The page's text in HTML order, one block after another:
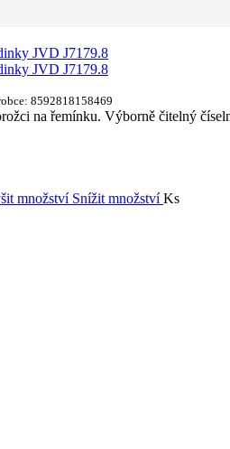
8592818158469
na řemínku. Výborně čitelný
množství Snížit množstvíKs